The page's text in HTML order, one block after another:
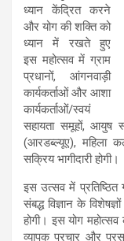
ध्यान केंद्रित करने
और योग की शक्ति को
ध्यान में रखते हुए
इस महोत्सव में ग्राम
प्रधानों, आंगनवाड़ी
कार्यकर्ताओं और आशा
कार्यकर्ताओं/स्वयं
सहायता समूहों, आयुष
(आरडब्ल्यूए), महिला
सक्रिय भागीदारी होगी।
इस उत्सव में प्रतिष्ठित
संबद्ध विज्ञान के
होगी। इस योग
व्यापक प्रचार और